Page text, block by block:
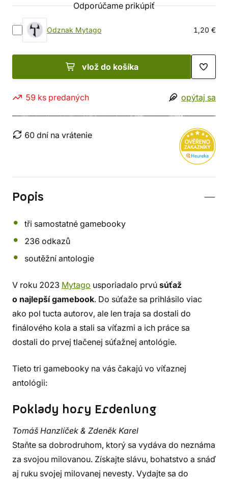
Odporúčame prikúpiť
Odznak Mytago 1,20 €
vlož do košíka
59 ks predaných opýtaj sa
60 dní na vrátenie
Popis
tři samostatné gamebooky
236 odkazů
soutěžní antologie
V roku 2023 Mytago usporiadalo prvú súťaž
o najlepší gamebook. Do súťaže sa prihlásilo viac
ako pol tucta autorov, ale len traja sa dostali do
finálového kola a stali sa víťazmi a ich práce sa
dostali do prvej tlačenej súťažnej antológie.
Tieto tri gamebooky na vás čakajú vo víťaznej
antológii:
Poklady hory Erdenlung
Tomáš Hanzlíček & Zdeněk Karel
Staňte sa dobrodruhom, ktorý sa vydáva do neznáma
za svojou milovanou. Získajte slávu, bohatstvo a snáď
aj ruku svojej milovanej nevesty. Vydajte sa do